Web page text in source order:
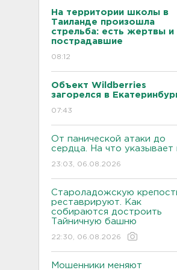
На территории школы в
Таиланде произошла
стрельба: есть жертвы и
пострадавшие
08:12
Объект Wildberries
загорелся в
07:43
От панической атаки до
сердца. На что указывает
23:03, 06.08.2026
Староладожскую
реставрируют. Как
собираются достроить
Тайничную башню
22:30, 06.08.2026
Мошенники меняют